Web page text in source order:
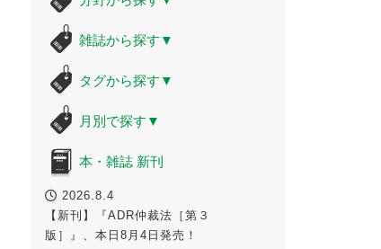
雑誌から探す ▼
タグから探す ▼
月別で探す ▼
本・雑誌 新刊
2026.8.4
【新刊】『ADR仲裁法［第３
版］』、本日8月4日発売！